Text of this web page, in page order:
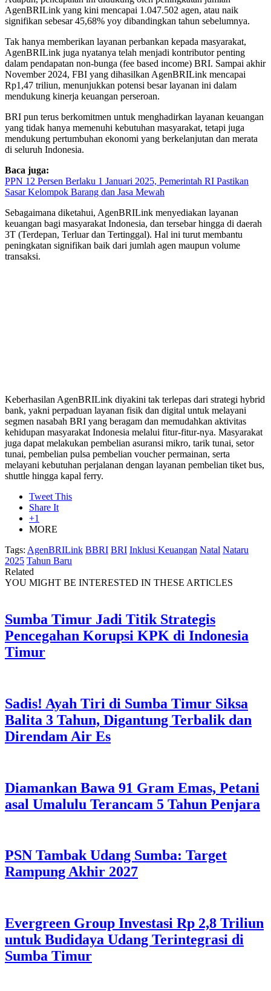
AgenBRILink yang kini mencapai 1.047.502 agen, atau naik
signifikan sebesar 45,68% yoy dibandingkan tahun sebelumnya.
Tak hanya memberikan layanan perbankan kepada masyarakat,
AgenBRILink juga nyatanya telah menjadi kontributor penting
dalam pendapatan non-bunga (fee based income) BRI. Sampai akhir
November 2024, FBI yang dihasilkan AgenBRILink mencapai
Rp1,47 triliun, menunjukkan potensi besar layanan ini dalam
mendukung kinerja keuangan perseroan.
BRI pun terus berkomitmen untuk menghadirkan layanan keuangan
yang tidak hanya memenuhi kebutuhan masyarakat, tetapi juga
mendukung pertumbuhan ekonomi yang berkelanjutan dan merata
di seluruh Indonesia.
Baca juga:
PPN 12 Persen Berlaku 1 Januari 2025, Pemerintah RI Pastikan
Sasar Kelompok Barang dan Jasa Mewah
Sebagaimana diketahui, AgenBRILink menyediakan layanan
keuangan bagi masyarakat Indonesia, dan tersebar hingga di daerah
3T (Terdepan, Terluar dan Tertinggal). Hal ini turut membantu
peningkatan signifikan baik dari jumlah agen maupun volume
transaksi.
Keberhasilan AgenBRILink diyakini tak terlepas dari strategi hybrid
bank, yakni perpaduan layanan fisik dan digital untuk melayani
segmen nasabah BRI yang beragam dan memudahkan aktivitas
kehidupan masyarakat Indonesia melalui fitur-fitur-nya. Masyarakat
juga dapat melakukan pembelian asuransi mikro, tarik tunai, setor
tunai, pembelian pulsa pembelian voucher permainan, serta
melayani kebutuhan perjalanan dengan layanan pembelian tiket bus,
shuttle hingga kapal ferry.
Tweet This
Share It
+1
MORE
Tags: AgenBRILink BBRI BRI Inklusi Keuangan Natal Nataru
2025 Tahun Baru
Related
YOU MIGHT BE INTERESTED IN THESE ARTICLES
Sumba Timur Jadi Titik Strategis
Pencegahan Korupsi KPK di Indonesia
Timur
Sadis! Ayah Tiri di Sumba Timur Siksa
Balita 3 Tahun, Digantung Terbalik dan
Direndam Air Es
Diamankan Bawa 91 Gram Emas, Petani
asal Umalulu Terancam 5 Tahun Penjara
PSN Tambak Udang Sumba: Target
Rampung Akhir 2027
Evergreen Group Investasi Rp 2,8 Triliun
untuk Budidaya Udang Terintegrasi di
Sumba Timur